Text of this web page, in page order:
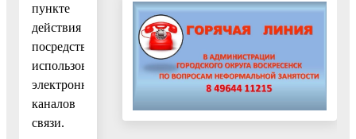
пункте
действия
посредством
использования
электронных
каналов
связи.